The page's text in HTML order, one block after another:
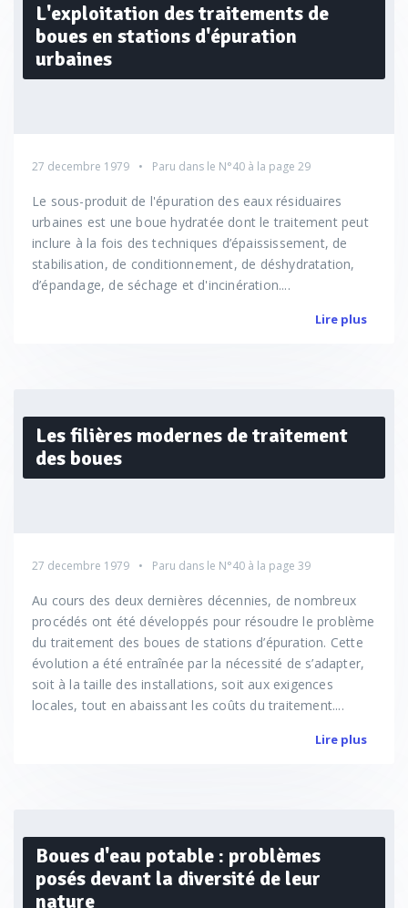
L'exploitation des traitements de
boues en stations d'épuration
urbaines
27 decembre 1979 Paru dans le N°40 à la page 29
Le sous-produit de l'épuration des eaux résiduaires
urbaines est une boue hydratée dont le traitement peut
inclure à la fois des techniques d’épaississement, de
stabilisation, de conditionnement, de déshydratation,
d’épandage, de séchage et d'incinération....
Lire plus
Les filières modernes de traitement
des boues
27 decembre 1979 Paru dans le N°40 à la page 39
Au cours des deux dernières décennies, de nombreux
procédés ont été développés pour résoudre le problème
du traitement des boues de stations d’épuration. Cette
évolution a été entraînée par la nécessité de s’adapter,
soit à la taille des installations, soit aux exigences
locales, tout en abaissant les coûts du traitement....
Lire plus
Boues d'eau potable : problèmes
posés devant la diversité de leur
nature